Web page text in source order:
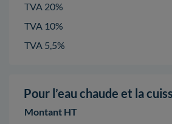
TVA 20%
TVA 10%
TVA 5,5%
Pour l’eau chaude et la
Montant HT